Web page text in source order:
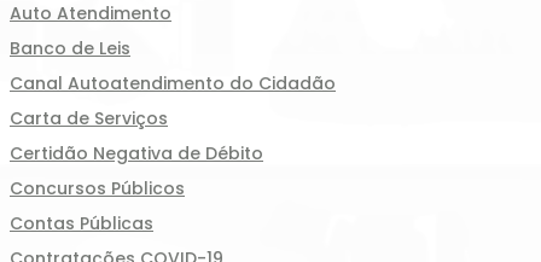
Auto Atendimento
Banco de Leis
Canal Autoatendimento do Cidadão
Carta de Serviços
Certidão Negativa de Débito
Concursos Públicos
Contas Públicas